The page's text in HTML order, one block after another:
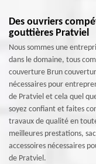
Des ouvriers
gouttières Pratviel
Nous sommes une
dans le domaine, tous
couverture Brun
nécessaires pour
de Pratviel et cela quel
soyez confiant et faites
travaux de qualité en
meilleures prestations,
accessoires nécessaires
de Pratviel.